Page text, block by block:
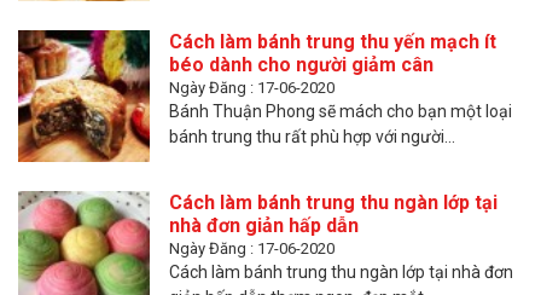
Cách làm bánh trung thu yến mạch ít
béo dành cho người giảm cân
Ngày Đăng : 17-06-2020
Bánh Thuận Phong sẽ mách cho bạn một loại
bánh trung thu rất phù hợp với người...
Cách làm bánh trung thu ngàn lớp tại
nhà đơn giản hấp dẫn
Ngày Đăng : 17-06-2020
Cách làm bánh trung thu ngàn lớp tại nhà đơn